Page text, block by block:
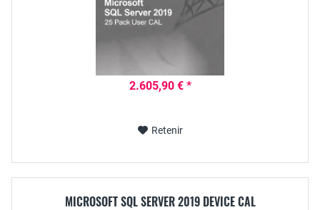
2.605,90 € *
Retenir
MICROSOFT SQL SERVER 2019 DEVICE CAL